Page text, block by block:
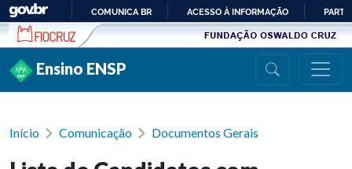
Ir para conteúdo
PARA
COMUNICA BR ACESSO À INFORMAÇÃO
Ensino ENSP
Início Comunicação Documentos Gerais